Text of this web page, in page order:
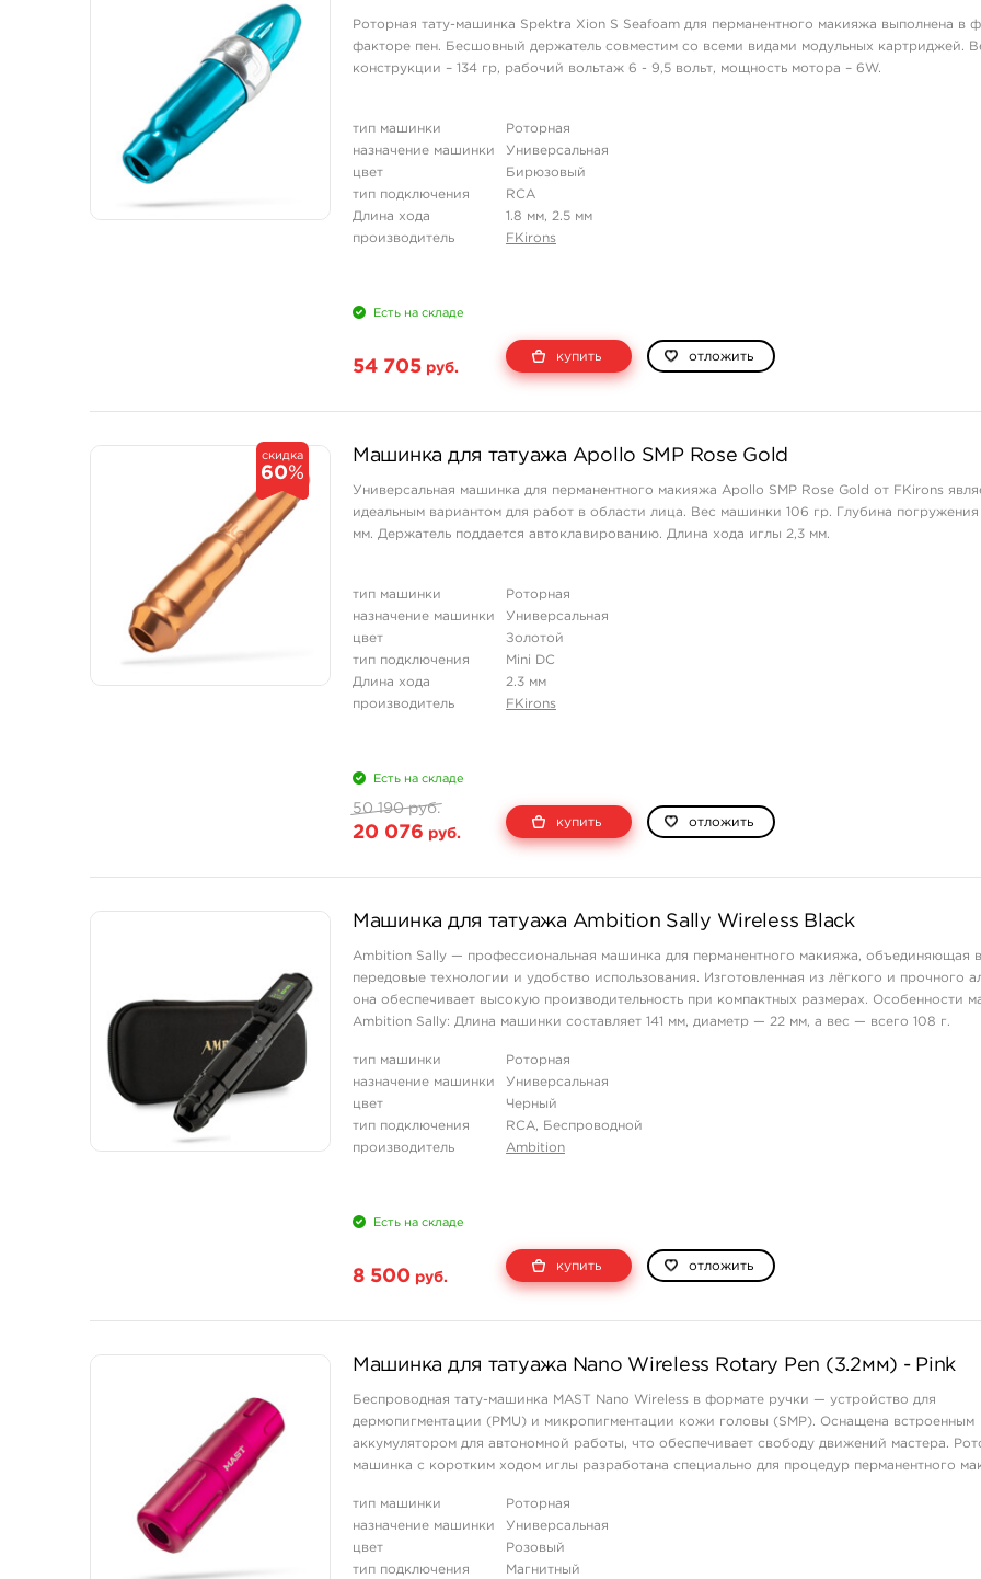
Роторная тату-машинка Spektra Xion S Seafoam для перманентного макияжа выполнена в
факторе пен. Бесшовный держатель совместим со всеми видами модульных картриджей.
конструкции – 134 гр, рабочий вольтаж 6 - 9,5 вольт, мощность мотора – 6W.
тип машинки
Роторная
назначение машинки
Универсальная
цвет
Бирюзовый
тип подключения
RCA
Длина хода
1.8 мм, 2.5 мм
производитель
FKirons
Есть на складе
54 705 руб.
купить отложить
скидка
60%
Машинка для татуажа Apollo SMP Rose Gold
Универсальная машинка для перманентного макияжа Apollo SMP Rose Gold от FKirons
идеальным вариантом для работ в области лица. Вес машинки 106 гр. Глубина
мм. Держатель поддается автоклавированию. Длина хода иглы 2,3 мм.
тип машинки
Роторная
назначение машинки
Универсальная
цвет
Золотой
тип подключения
Mini DC
Длина хода
2.3 мм
производитель
FKirons
Есть на складе
50 190 руб.
20 076 руб.
купить отложить
Машинка для татуажа Ambition Sally Wireless Black
Ambition Sally — профессиональная машинка для перманентного макияжа, объединяющая
передовые технологии и удобство использования. Изготовленная из лёгкого и прочного
она обеспечивает высокую производительность при компактных размерах. Особенности
Ambition Sally: Длина машинки составляет 141 мм, диаметр — 22 мм, а вес — всего 108 г.
тип машинки
Роторная
назначение машинки
Универсальная
цвет
Черный
тип подключения
RCA, Беспроводной
производитель
Ambition
Есть на складе
8 500 руб.
купить отложить
Машинка для татуажа Nano Wireless Rotary Pen (3.2мм) - Pink
Беспроводная тату-машинка MAST Nano Wireless в формате ручки — устройство для
дермопигментации (PMU) и микропигментации кожи головы (SMP). Оснащена встроенным
аккумулятором для автономной работы, что обеспечивает свободу движений мастера.
машинка с коротким ходом иглы разработана специально для процедур перманентного
Корпус изготовлен из высококачественного ...
тип машинки
Роторная
назначение машинки
Универсальная
цвет
Розовый
тип подключения
Магнитный